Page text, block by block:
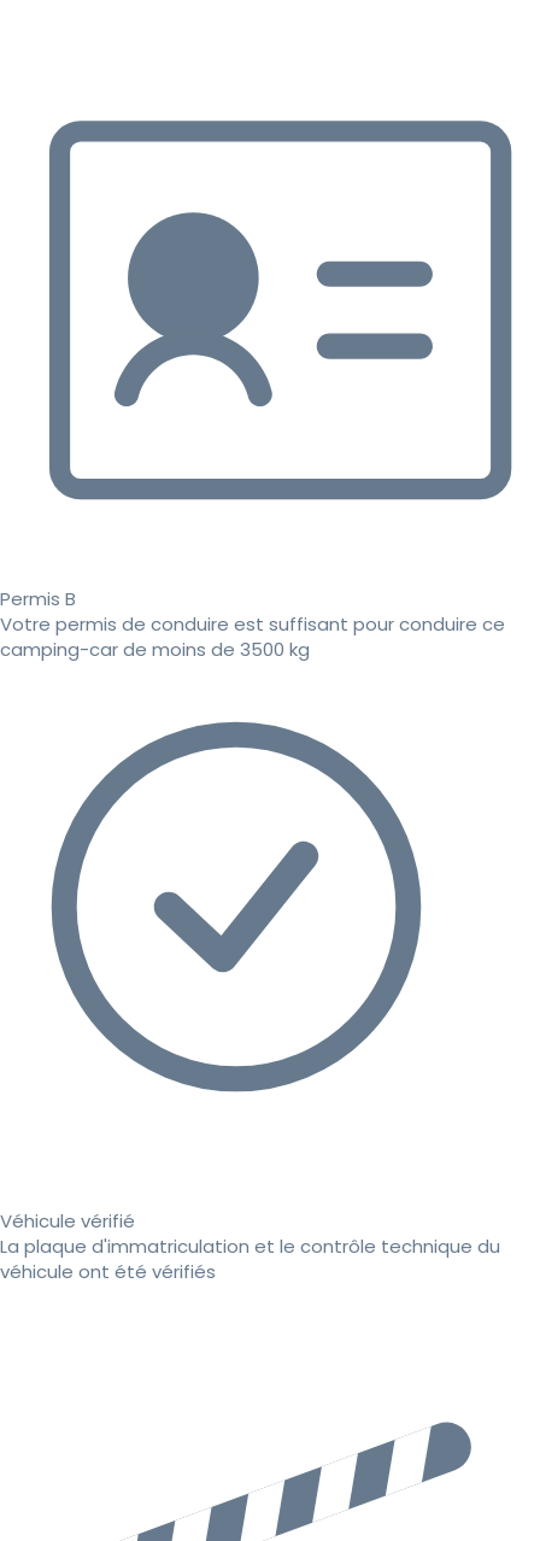
Permis B
Votre permis de conduire est suffisant pour conduire ce
camping-car de moins de 3500 kg
Véhicule vérifié
La plaque d'immatriculation et le contrôle technique du
véhicule ont été vérifiés